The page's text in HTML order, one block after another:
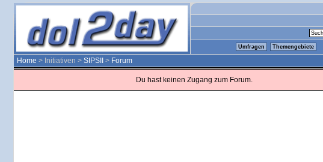
Umfragen Themengebiete
Home > Initiativen > SIPSII > Forum
Du hast keinen Zugang zum Forum.